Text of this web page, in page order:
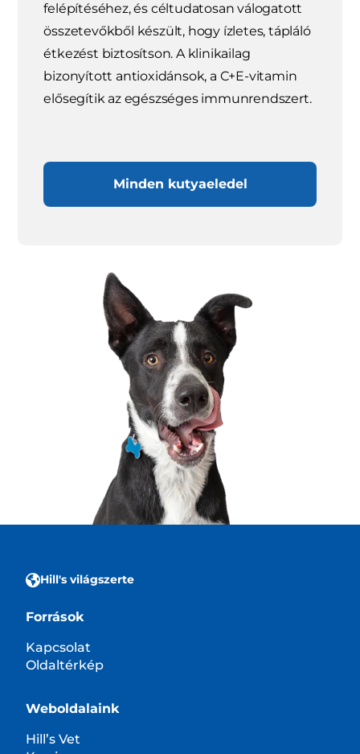
felépítéséhez, és céltudatosan válogatott
összetevőkből készült, hogy ízletes, tápláló
étkezést biztosítson. A klinikailag
bizonyított antioxidánsok, a C+E-vitamin
elősegítik az egészséges immunrendszert.
Minden kutyaeledel
Hill's világszerte
Források
Kapcsolat
Oldaltérkép
Weboldalaink
Hill’s Vet